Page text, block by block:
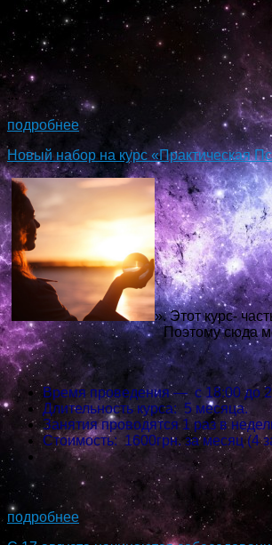
...
подробнее
Новый набор на курс «Практическая
». Этот курс-
Поэтому сюда
Время проведения — с 18:00 до
Длительность курса: 5 месяца.
Занятия проводятся 1 раз в
Стоимость: 1600грн. за месяц (4
подробнее